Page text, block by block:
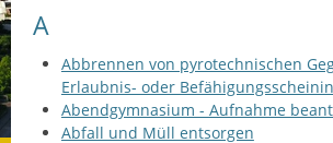
Geschichte
Gegenwart
A
Abbrennen von pyrotechnischen
Erlaubnis- oder
Abendgymnasium - Aufnahme
Abfall und Müll entsorgen